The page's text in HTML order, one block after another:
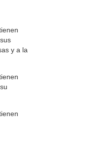
y a la